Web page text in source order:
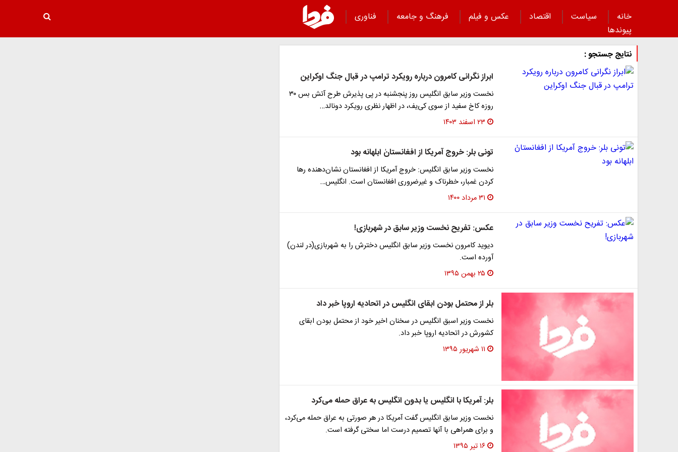
خانه سیاست اقتصاد عکس و فیلم فرهنگ و جامعه
فناوری
پیوند‌ها
نتایج جستجو :
ابراز نگرانی کامرون درباره رویکرد ترامپ در قبال جنگ اوکراین
نخست وزیر سابق انگلیس روز پنجشنبه در پی پذیرش طرح آتش بس ۳۰
روزه کاخ سفید از سوی کی‌یف، در اظهار نظری رویکرد دونالد…
۲۳ اسفند ۱۴۰۳
تونی‌ بلر: خروج آمریکا از افغانستانٰ ابلهانه بود
نخست وزیر سابق انگلیس: خروج آمریکا از افغانستان نشان‌دهنده رها
کردن غمبار، خطرناک و غیرضروری افغانستان است. انگلیس…
۳۱ مرداد ۱۴۰۰
عکس: تفریح نخست وزیر سابق در شهربازی!
دیوید کامرون نخست وزیر سابق انگلیس دخترش را به شهربازی(در لندن)
آورده است.
۲۵ بهمن ۱۳۹۵
بلر از محتمل بودن ابقای انگلیس در اتحادیه اروپا خبر داد
نخست وزیر اسبق انگلیس در سخنان اخیر خود از محتمل بودن ابقای
کشورش در اتحادیه اروپا خبر داد.
۱۱ شهریور ۱۳۹۵
بلر: آمریکا با انگلیس یا بدون انگلیس به عراق حمله می‌کرد
نخست وزیر سابق انگلیس گفت آمریکا در هر صورتی به عراق حمله می‌کرد،
و برای همراهی با آنها تصمیم درست اما سختی گرفته است.
۱۶ تیر ۱۳۹۵